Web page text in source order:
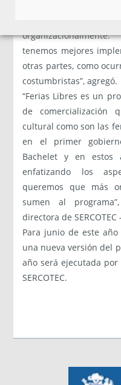
tenemos mejores
otras partes, como
costumbristas”, agregó.
“Ferias Libres es un
de comercialización
cultural como son las
en el primer
Bachelet y en estos
enfatizando los
queremos que más
sumen al
directora de SERCOTEC
Para junio de este
una nueva versión del
año será ejecutada por
SERCOTEC.